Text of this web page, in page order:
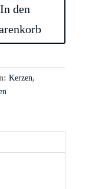
In den
Kerzen,